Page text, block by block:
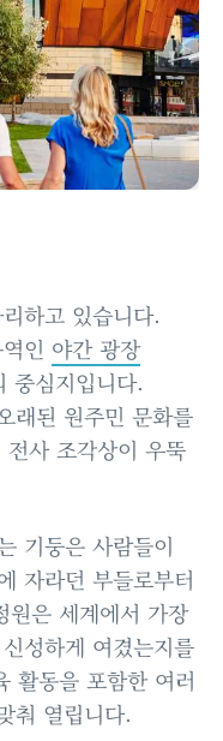
하고 있습니다.
인 야간 광장
중심지입니다.
래된 원주민 문화를
사 조각상이 우뚝
기둥은 사람들이
자라던 부들로부터
원은 세계에서 가장
성하게 여겼는지를
활동을 포함한 여러
춰 열립니다.